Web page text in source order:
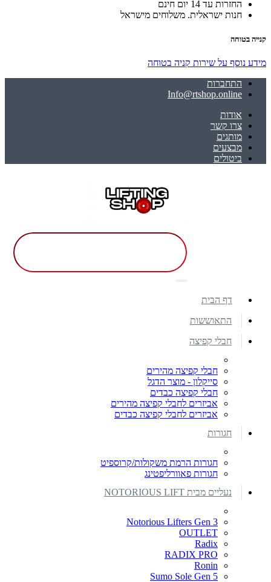
החזרות עד 14 יום חינם
חנות ישראלית. משלוחים מישראל
קנייה בטוחה
מידע נוסף על שירות קניה בטוחה
התחברות
Info@rtshop.online
אודות
צרו קשר
מותגים
מבצעים
ביטולים
דף הבית
התאוששות
חבלי קפיצה
חבלי קפיצה מהירים
סייקלון - מוצר הדגל
חבלי קפיצה כבדים
אביזרים לחבלי קפיצה מהירים
אביזרים לחבלי קפיצה כבדים
חגורות
חגורות הרמת משקולות/קרוספיט
חגורות פאוורליפטינג
נעליים מבית NOTORIOUS LIFT
Notorious Lifters Gen 3
OUTLET
Radix
RADIX PRO
Ronin
Sumo Sole Gen 5